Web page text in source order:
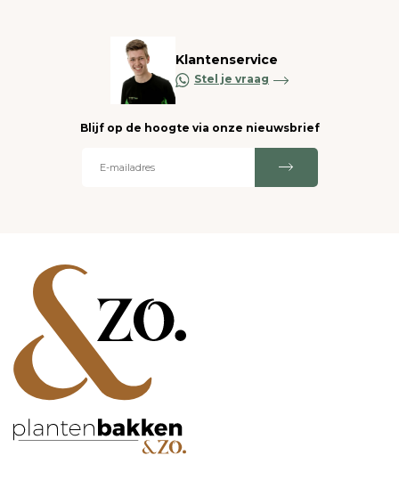
Klantenservice
Stel je vraag
Blijf op de hoogte via onze nieuwsbrief